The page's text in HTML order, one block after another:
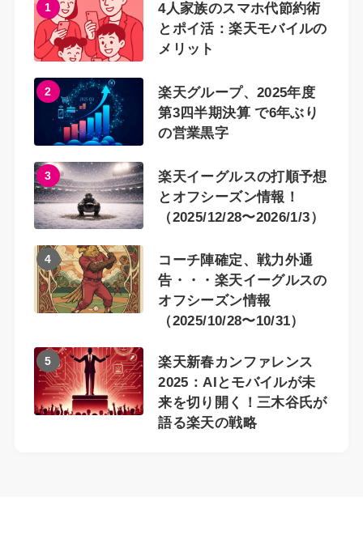
1
4人家族のスマホ代節約術
とポイ活：楽天モバイルの
メリット
2
楽天グループ、2025年度
第3四半期決算 で6年ぶり
の営業黒字
3
楽天イーグルスの打順予想
とオフシーズン情報！
（2025/12/28〜2026/1/3）
4
コーチ陣確定、戦力外通
告・・・楽天イーグルスの
オフシーズン情報
（2025/10/28〜10/31）
5
楽天新春カンファレンス
2025：AIとモバイルが未
来を切り開く！三木谷氏が
語る楽天の戦略